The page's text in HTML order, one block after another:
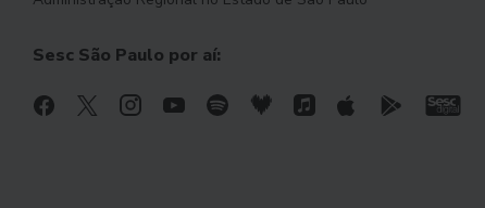
Sesc São Paulo por aí: